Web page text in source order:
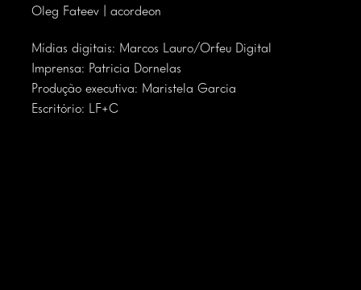
Oleg Fateev | acordeon
Mídias digitais: Marcos Lauro/Orfeu Digital
Imprensa: Patricia Dornelas
Produção executiva: Maristela Garcia
Escritório: LF+C